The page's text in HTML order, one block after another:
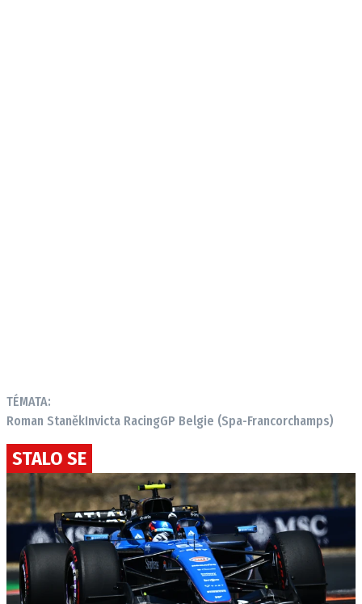
TÉMATA:
Roman StaněkInvicta RacingGP Belgie (Spa-Francorchamps)
STALO SE